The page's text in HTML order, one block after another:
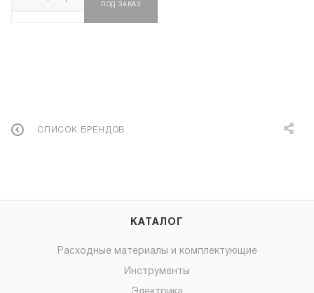
ПОД ЗАКАЗ
СПИСОК БРЕНДОВ
КАТАЛОГ
Расходные материалы и комплектующие
Инструменты